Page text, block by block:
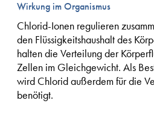
Wirkung im Organismus
Chlorid-Ionen regulieren
den Flüssigkeitshaushalt des
halten die Verteilung der
Zellen im Gleichgewicht. Als
wird Chlorid außerdem für die
benötigt.